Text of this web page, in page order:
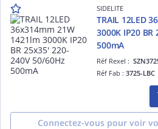
SIDELITE
TRAIL 12LED
3000K IP20 BR
500mA
Réf Rexel :
Réf Fab :3725-LBC
Connectez-vous pour voir